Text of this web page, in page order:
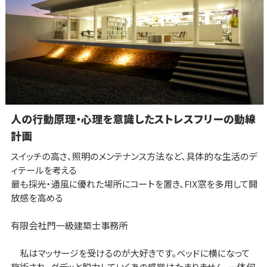
人の行動原理・心理を意識したストレスフリーの動線
計画
スイッチの高さ、照明のメンテナンス方法など、具体的な生活のデ
ィテールを考える
最も採光・通風に優れた場所にコートを置き、FIX窓を多用して開
放感を高める
有限会社門一級建築士事務所
私はマッサージを受けるのが大好きです。ベッドに横になって